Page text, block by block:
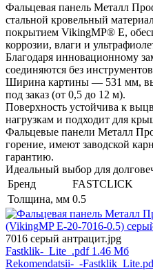
Фальцевая панель Металл
стальной кровельный
покрытием VikingMP® E,
коррозии, влаги и
Благодаря инновационному
соединяются без
Ширина картины — 531 мм,
под заказ (от 0,5 до 12 м).
Поверхность устойчива к
нагрузкам и подходит для
Фальцевые панели Металл
горение, имеют заводской
гарантию.
Идеальный выбор для
Бренд
FASTCLICK
Толщина, мм 0.5
7016 серый антрацит.jpg
Fastklik-_Lite_.pdf 1.46 Мб
Rekomendatsii-_-